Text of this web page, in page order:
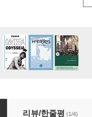
리뷰/한줄평 (1/4)